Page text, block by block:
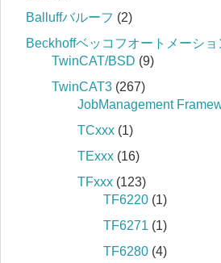
Balluffバルーフ (2)
Beckhoffベッコフオートメーショ
TwinCAT/BSD (9)
TwinCAT3 (267)
JobManagement
TCxxx (1)
TExxx (16)
TFxxx (123)
TF6220 (1)
TF6271 (1)
TF6280 (4)